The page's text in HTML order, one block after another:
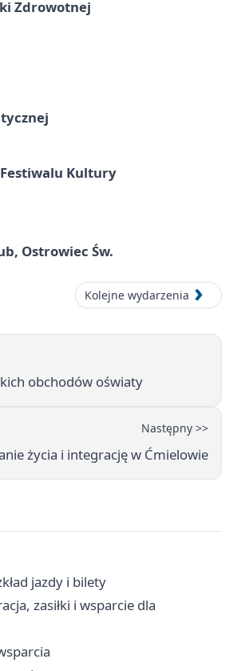
Zdrowotnej
Festiwalu Kultury
Ostrowiec Św.
Kolejne wydarzenia
obchodów oświaty
Następny >>
życia i integrację w Ćmielowie
jazdy i bilety
zasiłki i wsparcie dla